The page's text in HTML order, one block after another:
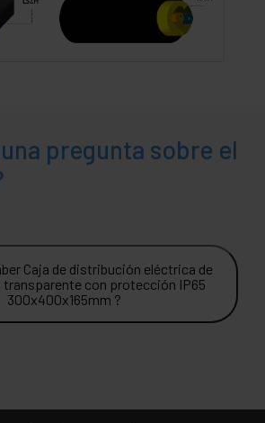
pregunta sobre el
Caja de distribución eléctrica de
transparente con protección IP65
300x400x165mm ?